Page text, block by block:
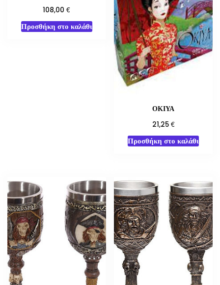
108,00€
Προσθήκη στο καλάθι
ΟΚΙΥΑ
21,25 €
Προσθήκη στο καλάθι